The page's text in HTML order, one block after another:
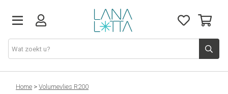
Stoffen
Home > Volumevlies R200